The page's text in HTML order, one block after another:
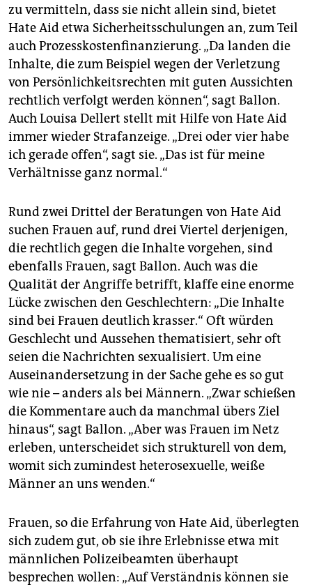
zu vermitteln, dass sie nicht allein sind, bietet
Hate Aid etwa Sicherheitsschulungen an, zum Teil
auch Prozesskostenfinanzierung. „Da landen die
Inhalte, die zum Beispiel wegen der Verletzung
von Persönlichkeitsrechten mit guten Aussichten
rechtlich verfolgt werden können“, sagt Ballon.
Auch Louisa Dellert stellt mit Hilfe von Hate Aid
immer wieder Strafanzeige. „Drei oder vier habe
ich gerade offen“, sagt sie. „Das ist für meine
Verhältnisse ganz normal.“
Rund zwei Drittel der Beratungen von Hate Aid
suchen Frauen auf, rund drei Viertel derjenigen,
die rechtlich gegen die Inhalte vorgehen, sind
ebenfalls Frauen, sagt Ballon. Auch was die
Qualität der Angriffe betrifft, klaffe eine enorme
Lücke zwischen den Geschlechtern: „Die Inhalte
sind bei Frauen deutlich krasser.“ Oft würden
Geschlecht und Aussehen thematisiert, sehr oft
seien die Nachrichten sexualisiert. Um eine
Auseinandersetzung in der Sache gehe es so gut
wie nie – anders als bei Männern. „Zwar schießen
die Kommentare auch da manchmal übers Ziel
hinaus“, sagt Ballon. „Aber was Frauen im Netz
erleben, unterscheidet sich strukturell von dem,
womit sich zumindest heterosexuelle, weiße
Männer an uns wenden.“
Frauen, so die Erfahrung von Hate Aid, überlegten
sich zudem gut, ob sie ihre Erlebnisse etwa mit
männlichen Polizeibeamten überhaupt
besprechen wollen: „Auf Verständnis können sie